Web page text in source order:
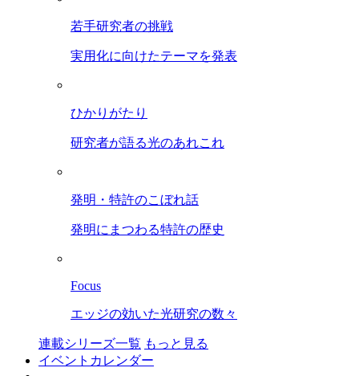
若手研究者の挑戦
実用化に向けたテーマを発表
ひかりがたり
研究者が語る光のあれこれ
発明・特許のこぼれ話
発明にまつわる特許の歴史
Focus
エッジの効いた光研究の数々
連載シリーズ一覧 もっと見る
イベントカレンダー